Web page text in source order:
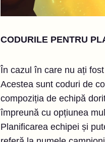
CODURILE PENTRU
În cazul în care nu ați
Acestea sunt coduri de
compoziția de echipă
împreună cu opțiunea
Planificarea echipei și